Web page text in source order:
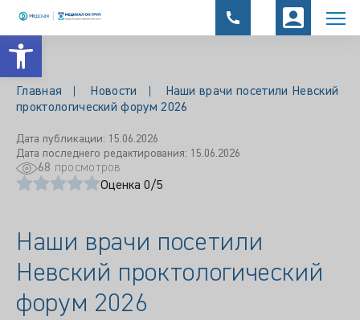
Открыть панель инструментов
Главная Новости
Наши врачи посетили Невский
проктологический форум 2026
Дата публикации: 15.06.2026
Дата последнего редактирования: 15.06.2026
68 просмотров
Оценка 0/5
Наши врачи посетили
Невский проктологический
форум 2026